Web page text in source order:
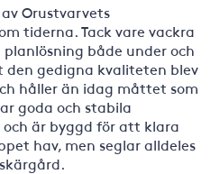
Orustvarvets
tiderna. Tack vare vackra
både under och
den gedigna kvaliteten blev
håller än idag måttet som
goda och stabila
är byggd för att klara
hav, men seglar alldeles